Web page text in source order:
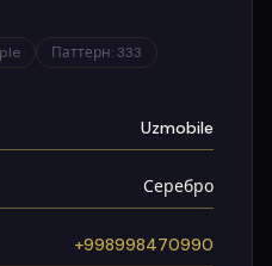
Паттерн:333
Uzmobile
Серебро
+998998470990